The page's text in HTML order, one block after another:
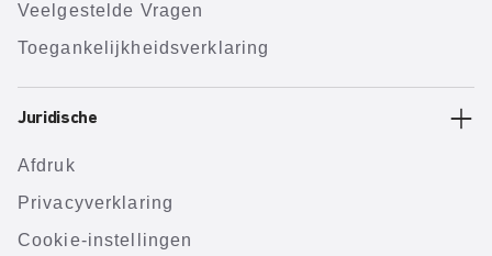
Veelgestelde Vragen
Toegankelijkheidsverklaring
Juridische
Afdruk
Privacyverklaring
Cookie-instellingen